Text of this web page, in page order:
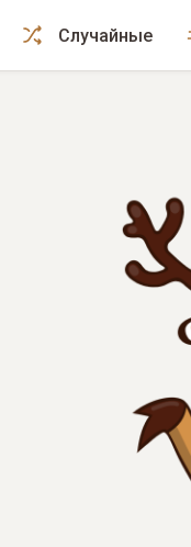
Случайные